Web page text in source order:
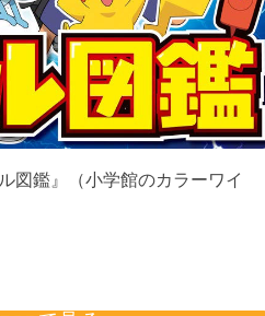
図鑑』（小学館のカラーワイ